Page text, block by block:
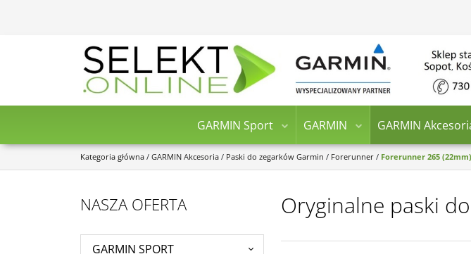
GARMIN Sport GARMIN GARMIN
Kategoria główna / GARMIN Akcesoria / Paski do zegarków Garmin / Forerunner / Forerunner 265 (22mm)
Oryginalne paski
NASZA OFERTA
GARMIN SPORT